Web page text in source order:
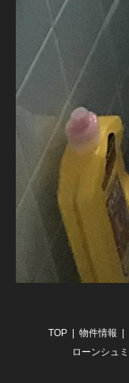
TOP 物件情報
ローンシュ